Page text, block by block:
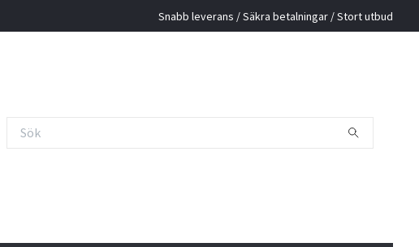
Snabb leverans / Säkra betalningar / Stort utbud